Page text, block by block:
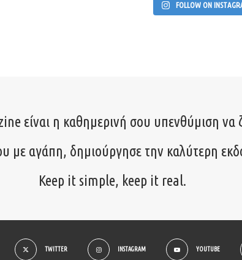
FOLLOW ON
είναι η καθημερινή σου υπενθύμιση να
με αγάπη, δημιούργησε την καλύτερη
Keep it simple, keep it real.
TWITTER INSTAGRAM YOUTUBE